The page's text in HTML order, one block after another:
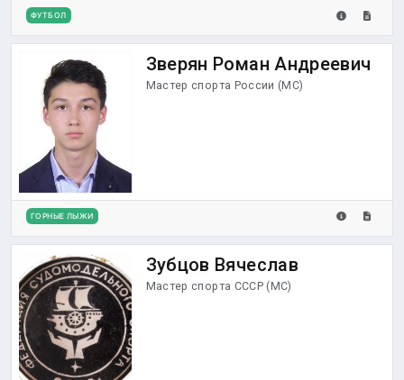
ФУТБОЛ
Зверян Роман Андреевич
Мастер спорта России (МС)
ГОРНЫЕ ЛЫЖИ
Зубцов Вячеслав
Мастер спорта СССР (МС)